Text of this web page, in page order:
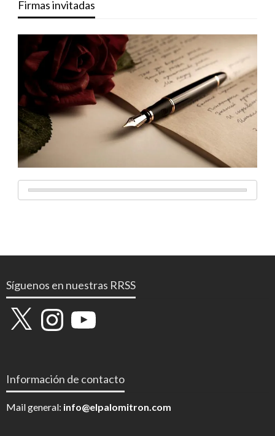
Firmas invitadas
Síguenos en nuestras RRSS
X InstagramYouTube
Información de contacto
Mail general: info@elpalomitron.com